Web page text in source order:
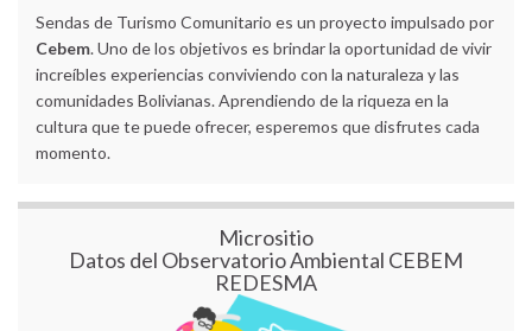
Sendas de Turismo Comunitario es un proyecto impulsado por
Cebem. Uno de los objetivos es brindar la oportunidad de vivir
increíbles experiencias conviviendo con la naturaleza y las
comunidades Bolivianas. Aprendiendo de la riqueza en la
cultura que te puede ofrecer, esperemos que disfrutes cada
momento.
Micrositio
Datos del Observatorio Ambiental CEBEM
REDESMA